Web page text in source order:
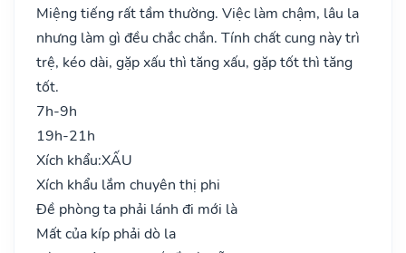
Miệng tiếng rất tầm thường. Việc làm chậm, lâu la
nhưng làm gì đều chắc chắn. Tính chất cung này trì
trệ, kéo dài, gặp xấu thì tăng xấu, gặp tốt thì tăng
tốt.
7h-9h
19h-21h
Xích khẩu:XẤU
Xích khẩu lắm chuyên thị phi
Đề phòng ta phải lánh đi mới là
Mất của kíp phải dò la